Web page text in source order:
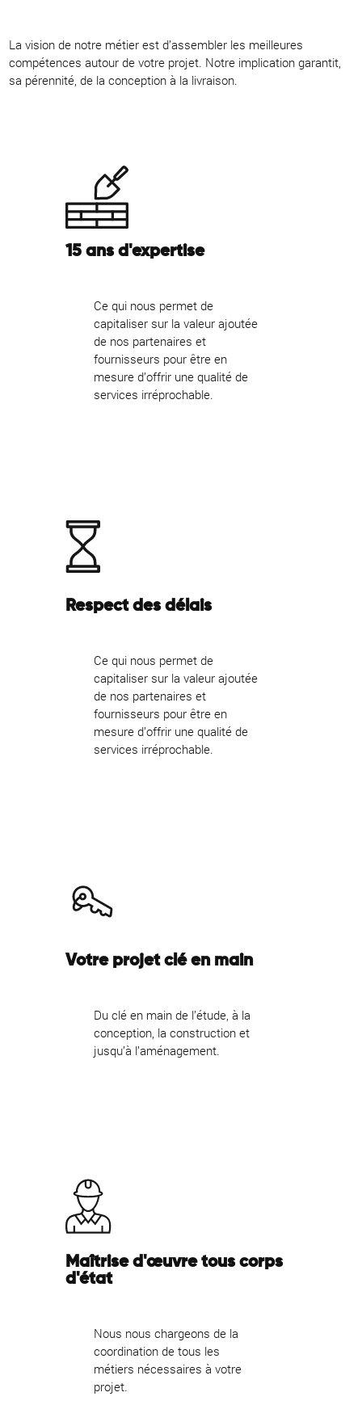
La vision de notre métier est d’assembler les meilleures
compétences autour de votre projet. Notre implication garantit,
sa pérennité, de la conception à la livraison.
15 ans d'expertise
Ce qui nous permet de
capitaliser sur la valeur ajoutée
de nos partenaires et
fournisseurs pour être en
mesure d’offrir une qualité de
services irréprochable.
Respect des délais
Ce qui nous permet de
capitaliser sur la valeur ajoutée
de nos partenaires et
fournisseurs pour être en
mesure d’offrir une qualité de
services irréprochable.
Votre projet clé en main
Du clé en main de l’étude, à la
conception, la construction et
jusqu’à l’aménagement.
Maîtrise d'œuvre tous corps
d'état
Nous nous chargeons de la
coordination de tous les
métiers nécessaires à votre
projet.